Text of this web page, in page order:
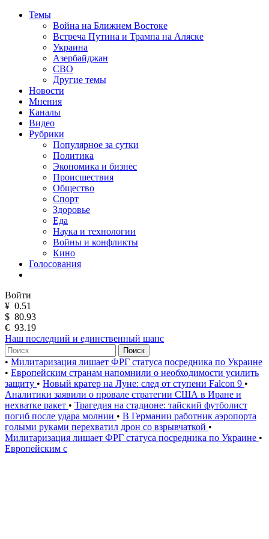
Темы
Война на Ближнем Востоке
Встреча Путина и Трампа на Аляске
Украина
Азербайджан
СВО
Другие темы
Новости
Мнения
Каналы
Видео
Рубрики
Популярное за сутки
Политика
Экономика и бизнес
Происшествия
Общество
Спорт
Здоровье
Еда
Наука и технологии
Войны и конфликты
Кино
Голосования
Войти
¥ 0.51
$ 80.93
€ 93.19
Наш последний и единственный шанс
Поиск
• Милитаризация лишает ФРГ статуса посредника по Украине
• Европейским странам напомнили о необходимости усилить
защиту • Новый кратер на Луне: след от ступени Falcon 9 •
Аналитики заявили о провале стратегии США в Иране и
нехватке ракет • Трагедия на стадионе: тайский футболист
погиб после удара молнии • В Германии работник аэропорта
голыми руками перехватил дрон со взрывчаткой •
Милитаризация лишает ФРГ статуса посредника по Украине •
Европейским с